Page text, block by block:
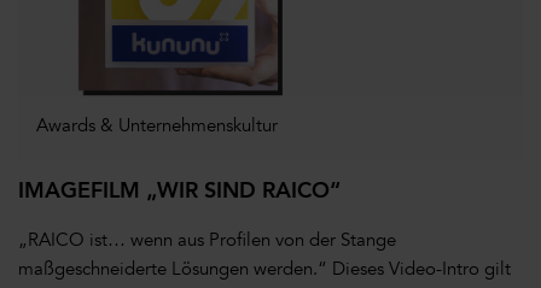
Awards & Unternehmenskultur
IMAGEFILM „WIR SIND RAICO“
„RAICO ist… wenn aus Profilen von der Stange
maßgeschneiderte Lösungen werden.“ Dieses Video-Intro gilt